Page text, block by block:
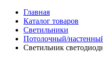
Главная
Каталог товаров
Светильники
Потолочный/
Светильник